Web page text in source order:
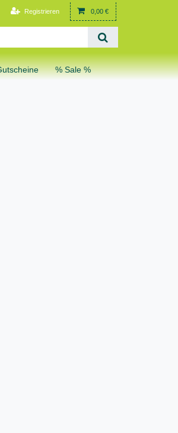
Registrieren 0,00 €
% Sale %